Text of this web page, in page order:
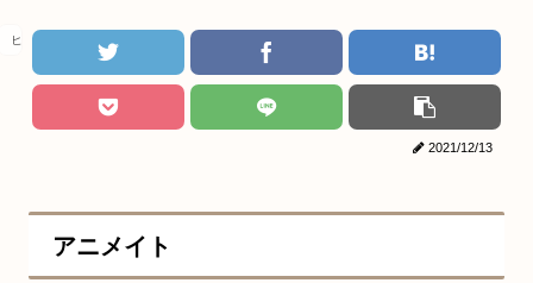
ヒロアカ
2021/12/13
アニメイト